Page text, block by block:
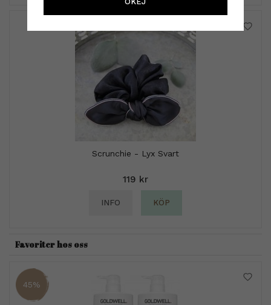
Scrunchie - Lyx Svart
119 kr
INFO KÖP
Favoriter hos oss
45%